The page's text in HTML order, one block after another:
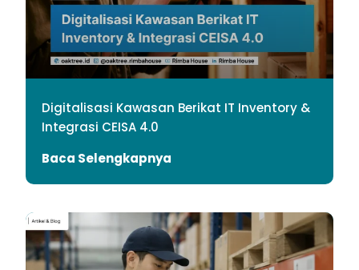
Digitalisasi Kawasan Berikat IT Inventory &
Integrasi CEISA 4.0
Baca Selengkapnya